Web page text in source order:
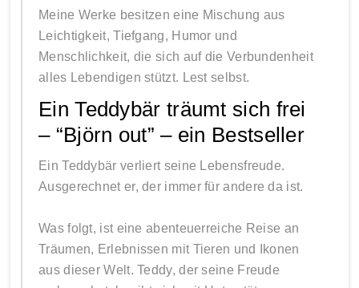
Meine Werke besitzen eine Mischung aus
Leichtigkeit, Tiefgang, Humor und
Menschlichkeit, die sich auf die Verbundenheit
alles Lebendigen stützt. Lest selbst.
Ein Teddybär träumt sich frei
– “Björn out” – ein Bestseller
Ein Teddybär verliert seine Lebensfreude.
Ausgerechnet er, der immer für andere da ist.
Was folgt, ist eine abenteuerreiche Reise an
Träumen, Erlebnissen mit Tieren und Ikonen
aus dieser Welt. Teddy, der seine Freude